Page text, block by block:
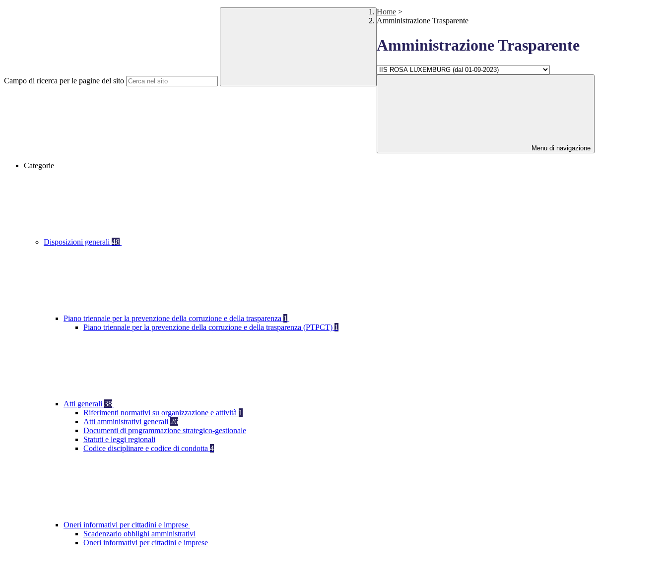
Campo di ricerca per le pagine del sito
Home >
Amministrazione Trasparente
Amministrazione Trasparente
Menu di navigazione
Categorie
Disposizioni generali 48
Piano triennale per la prevenzione della corruzione e della trasparenza 1
Piano triennale per la prevenzione della corruzione e della trasparenza (PTPCT) 1
Atti generali 38
Riferimenti normativi su organizzazione e attività 1
Atti amministrativi generali 26
Documenti di programmazione strategico-gestionale
Statuti e leggi regionali
Codice disciplinare e codice di condotta 4
Oneri informativi per cittadini e imprese
Scadenzario obblighi amministrativi
Oneri informativi per cittadini e imprese